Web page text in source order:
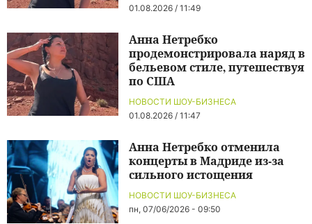
01.08.2026 / 11:49
НОВОСТИ ШОУ-БИЗНЕСА
01.08.2026 / 11:47
Анна Нетребко
продемонстрировала наряд в
бельевом стиле, путешествуя
по США
НОВОСТИ ШОУ-БИЗНЕСА
пн, 07/06/2026 - 09:50
Анна Нетребко отменила
концерты в Мадриде из-за
сильного истощения